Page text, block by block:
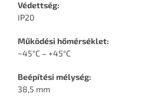
Védettség:
IP20
Működési hőmérséklet:
−45°C – +45°C
Beépítési mélység:
38,5 mm